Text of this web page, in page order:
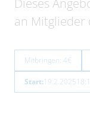
Dieses
an Mitglieder
Mitbringen: 4€
Start:19.2.2025